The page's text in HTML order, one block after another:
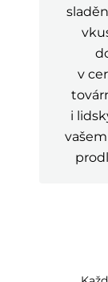
v
i